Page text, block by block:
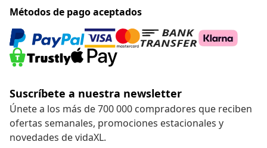
Métodos de pago aceptados
Suscríbete a nuestra newsletter
Únete a los más de 700 000 compradores que reciben
ofertas semanales, promociones estacionales y
novedades de vidaXL.